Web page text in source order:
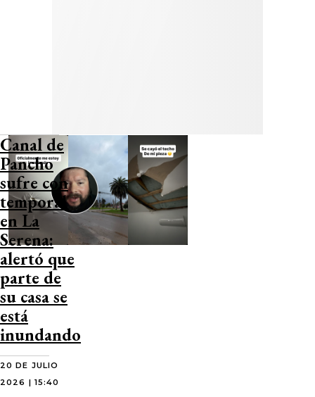
Canal de
Pancho
sufre con
temporal
en La
Serena:
alertó que
parte de
su casa se
está
inundando
20 DE JULIO
2026 | 15:40